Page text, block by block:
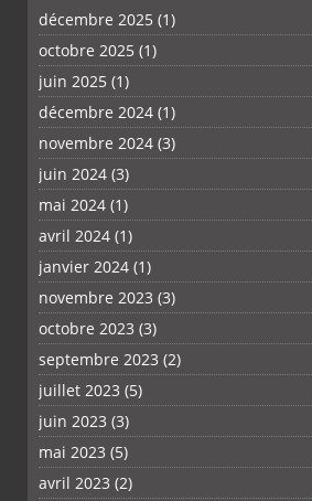
PLUS
décembre 2025 (1)
octobre 2025 (1)
juin 2025 (1)
décembre 2024 (1)
novembre 2024 (3)
juin 2024 (3)
mai 2024 (1)
avril 2024 (1)
janvier 2024 (1)
novembre 2023 (3)
octobre 2023 (3)
septembre 2023 (2)
juillet 2023 (5)
juin 2023 (3)
mai 2023 (5)
avril 2023 (2)